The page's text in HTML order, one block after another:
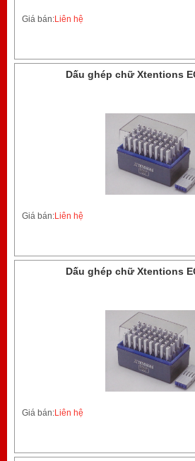
Giá bán:Liên hệ
Dấu ghép chữ Xtentions
Giá bán:Liên hệ
Dấu ghép chữ Xtentions
Giá bán:Liên hệ